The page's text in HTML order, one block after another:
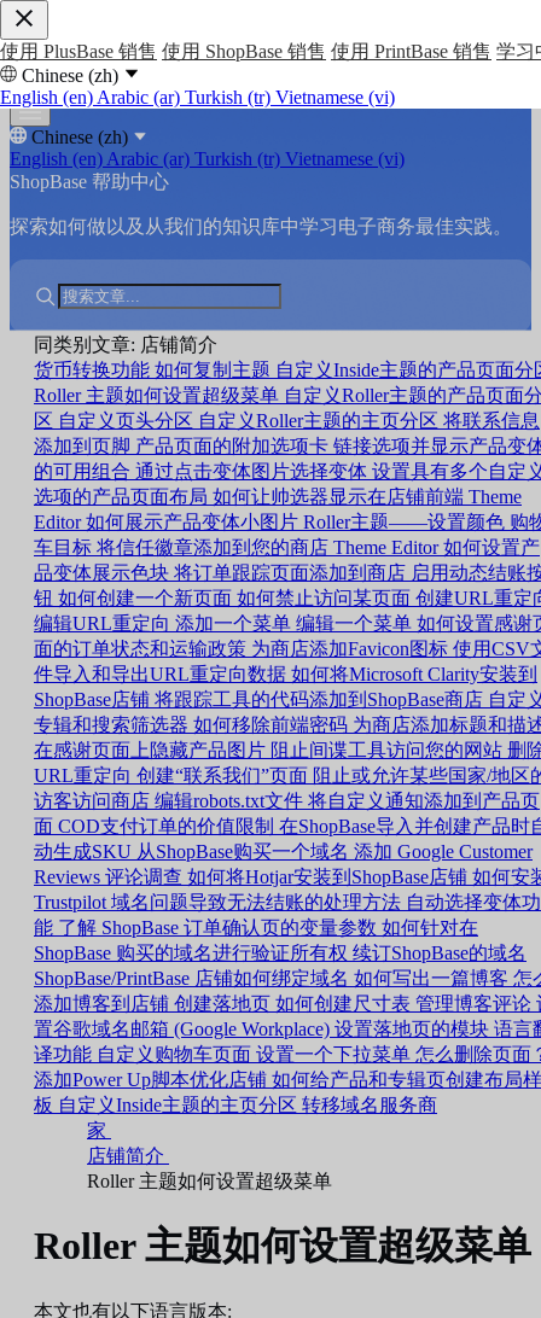
使用 PlusBase 销售 使用 ShopBase 销售 使用 PrintBase 销售 学习
Chinese (zh)
English (en) Arabic (ar) Turkish (tr) Vietnamese (vi)
Chinese (zh)
English (en) Arabic (ar) Turkish (tr) Vietnamese (vi)
ShopBase 帮助中心
探索如何做以及从我们的知识库中学习电子商务最佳实践。
同类别文章: 店铺简介
货币转换功能 如何复制主题 自定义Inside主题的产品页面分
Roller 主题如何设置超级菜单 自定义Roller主题的产品页面
区 自定义页头分区 自定义Roller主题的主页分区 将联系信息
添加到页脚 产品页面的附加选项卡 链接选项并显示产品变
的可用组合 通过点击变体图片选择变体 设置具有多个自定
选项的产品页面布局 如何让帅选器显示在店铺前端 Theme
Editor 如何展示产品变体小图片 Roller主题——设置颜色 购
车目标 将信任徽章添加到您的商店 Theme Editor 如何设置产
品变体展示色块 将订单跟踪页面添加到商店 启用动态结账
钮 如何创建一个新页面 如何禁止访问某页面 创建URL重定
编辑URL重定向 添加一个菜单 编辑一个菜单 如何设置感谢
面的订单状态和运输政策 为商店添加Favicon图标 使用CSV
件导入和导出URL重定向数据 如何将Microsoft Clarity安装到
ShopBase店铺 将跟踪工具的代码添加到ShopBase商店 自定
专辑和搜索筛选器 如何移除前端密码 为商店添加标题和描
在感谢页面上隐藏产品图片 阻止间谍工具访问您的网站 删
URL重定向 创建“联系我们”页面 阻止或允许某些国家/地区
访客访问商店 编辑robots.txt文件 将自定义通知添加到产品页
面 COD支付订单的价值限制 在ShopBase导入并创建产品时
动生成SKU 从ShopBase购买一个域名 添加 Google Customer
Reviews 评论调查 如何将Hotjar安装到ShopBase店铺 如何安
Trustpilot 域名问题导致无法结账的处理方法 自动选择变体功
能 了解 ShopBase 订单确认页的变量参数 如何针对在
ShopBase 购买的域名进行验证所有权 续订ShopBase的域名
ShopBase/PrintBase 店铺如何绑定域名 如何写出一篇博客 怎
添加博客到店铺 创建落地页 如何创建尺寸表 管理博客评论
置谷歌域名邮箱 (Google Workplace) 设置落地页的模块 语言
译功能 自定义购物车页面 设置一个下拉菜单 怎么删除页面
添加Power Up脚本优化店铺 如何给产品和专辑页创建布局样
板 自定义Inside主题的主页分区 转移域名服务商
家
店铺简介
Roller 主题如何设置超级菜单
Roller 主题如何设置超级菜单
本文也有以下语言版本: